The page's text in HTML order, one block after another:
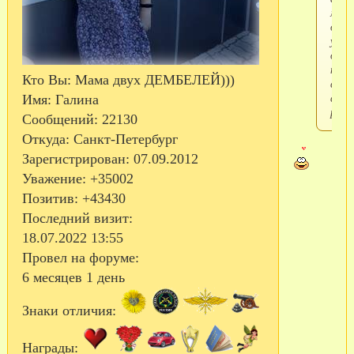
Кто Вы: Мама двух ДЕМБЕЛЕЙ)))
Имя: Галина
Сообщений: 22130
Откуда: Санкт-Петербург
Зарегистрирован: 07.09.2012
Уважение: +35002
Позитив: +43430
Последний визит:
18.07.2022 13:55
Провел на форуме:
6 месяцев 1 день
Знаки отличия:
Награды:
мне